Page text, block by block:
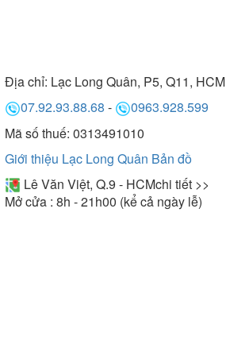
Địa chỉ: Lạc Long Quân, P5, Q11, HCM
07.92.93.88.68 -
0963.928.599
Mã số thuế: 0313491010
Giới thiệu Lạc Long Quân Bản đồ
Lê Văn Việt, Q.9 - HCMchi tiết >>
Mở cửa : 8h - 21h00 (kể cả ngày lễ)